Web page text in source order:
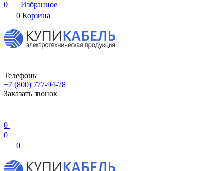
0
Избранное
0 Корзина
Телефоны
+7 (800) 777-94-78
Заказать звонок
0
0
0